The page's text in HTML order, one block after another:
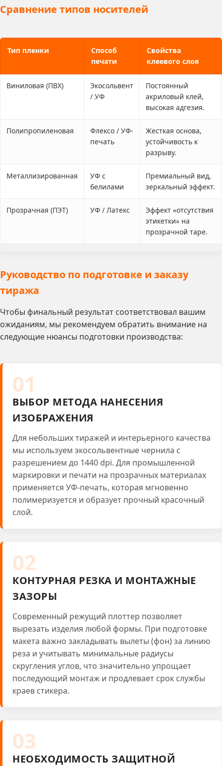
Сравнение типов носителей
Тип пленки
Способ
печати
Свойства
клеевого слоя
Виниловая (ПВХ)
Экосольвент
/ УФ
Постоянный
акриловый клей,
высокая адгезия.
Полипропиленовая
Флексо / УФ-
печать
Жесткая основа,
устойчивость к
разрыву.
Металлизированная
УФ с
белилами
Премиальный вид,
зеркальный эффект.
Прозрачная (ПЭТ) УФ / Латекс
Эффект «отсутствия
этикетки» на
прозрачной таре.
Руководство по подготовке и заказу
тиража
Чтобы финальный результат соответствовал вашим
ожиданиям, мы рекомендуем обратить внимание на
следующие нюансы подготовки производства:
01
ВЫБОР МЕТОДА НАНЕСЕНИЯ
ИЗОБРАЖЕНИЯ
Для небольших тиражей и интерьерного качества
мы используем экосольвентные чернила с
разрешением до 1440 dpi. Для промышленной
маркировки и печати на прозрачных материалах
применяется УФ-печать, которая мгновенно
полимеризуется и образует прочный красочный
слой.
02
КОНТУРНАЯ РЕЗКА И МОНТАЖНЫЕ
ЗАЗОРЫ
Современный режущий плоттер позволяет
вырезать изделия любой формы. При подготовке
макета важно закладывать вылеты (фон) за линию
реза и учитывать минимальные радиусы
скругления углов, что значительно упрощает
последующий монтаж и продлевает срок службы
краев стикера.
03
НЕОБХОДИМОСТЬ ЗАЩИТНОЙ